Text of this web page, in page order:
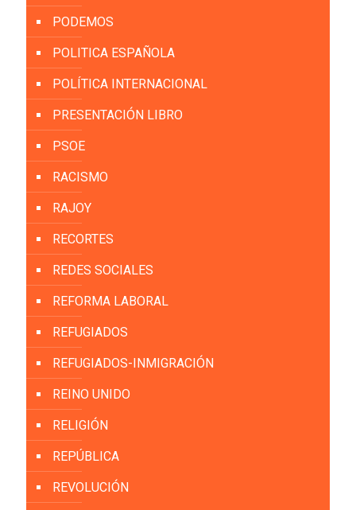
PODEMOS
POLITICA ESPAÑOLA
POLÍTICA INTERNACIONAL
PRESENTACIÓN LIBRO
PSOE
RACISMO
RAJOY
RECORTES
REDES SOCIALES
REFORMA LABORAL
REFUGIADOS
REFUGIADOS-INMIGRACIÓN
REINO UNIDO
RELIGIÓN
REPÚBLICA
REVOLUCIÓN